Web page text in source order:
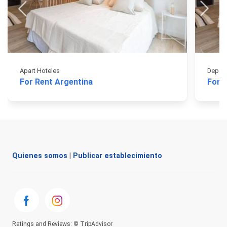
Apart Hoteles
For Rent Argentina For
Quienes somos Publicar establecimiento
Ratings and Reviews: © TripAdvisor